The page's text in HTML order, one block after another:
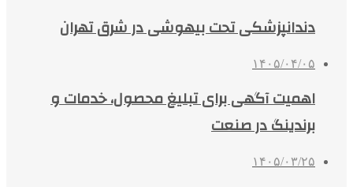
دندانپزشکی تحت بیهوشی در شرق تهران
۱۴۰۵/۰۴/۰۵
اهمیت آگهی برای تبلیغ محصول، خدمات و
برندینگ در صنعت
۱۴۰۵/۰۳/۲۵